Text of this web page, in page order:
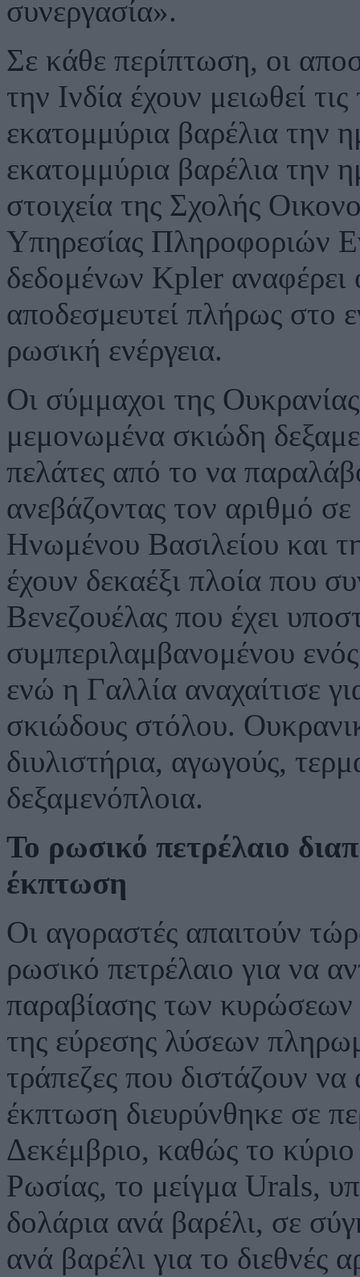
συνεργασία».
Σε κάθε περίπτωση, οι
την Ινδία έχουν μειωθεί
εκατομμύρια βαρέλια την
εκατομμύρια βαρέλια την
στοιχεία της Σχολής
Υπηρεσίας Πληροφοριών
δεδομένων Kpler αναφέρει
αποδεσμευτεί πλήρως στο
ρωσική ενέργεια.
Οι σύμμαχοι της
μεμονωμένα σκιώδη
πελάτες από το να
ανεβάζοντας τον αριθμό
Ηνωμένου Βασιλείου και
έχουν δεκαέξι πλοία που
Βενεζουέλας που έχει
συμπεριλαμβανομένου
ενώ η Γαλλία αναχαίτισε
σκιώδους στόλου.
διυλιστήρια, αγωγούς,
δεξαμενόπλοια.
Το ρωσικό πετρέλαιο
έκπτωση
Οι αγοραστές απαιτούν
ρωσικό πετρέλαιο για να
παραβίασης των
της εύρεσης λύσεων
τράπεζες που διστάζουν
έκπτωση διευρύνθηκε σε
Δεκέμβριο, καθώς το
Ρωσίας, το μείγμα Urals,
δολάρια ανά βαρέλι, σε
ανά βαρέλι για το διεθνές